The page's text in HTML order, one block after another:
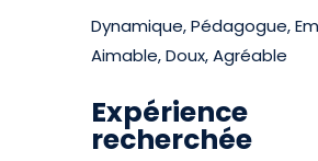
Dynamique, Pédagogue,
Aimable, Doux, Agréable
Expérience
recherchée